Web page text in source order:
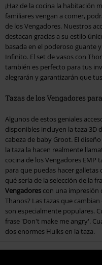
¡Haz de la cocina la habitación
familiares vengan a comer,
de los Vengadores. Nuestros
destacan gracias a su estilo
basada en el poderoso guante
Infinito. El set de vasos con
también es perfecto para tus
alegrarán y garantizarán que
Tazas de los Vengadores
Algunos de estos geniales
disponibles incluyen la taza 3D
cabeza de baby Groot. El
la taza la hacen realmente
cocina de los Vengadores
para que puedas hacer
qué sería de la selección de la
Vengadores con una impresión
Thanos? Las tazas que
son especialmente populares.
frase 'Don't make me angry'.
dos enormes Hulks en la taza.